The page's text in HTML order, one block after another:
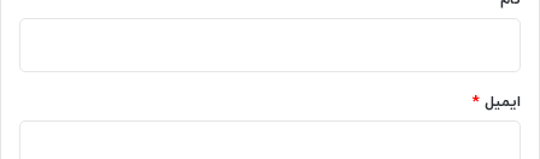
و
ی
ر
ی
ایمیل *